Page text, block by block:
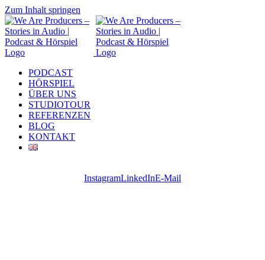
Zum Inhalt springen
PODCAST
HÖRSPIEL
ÜBER UNS
STUDIOTOUR
REFERENZEN
BLOG
KONTAKT
InstagramLinkedInE-Mail